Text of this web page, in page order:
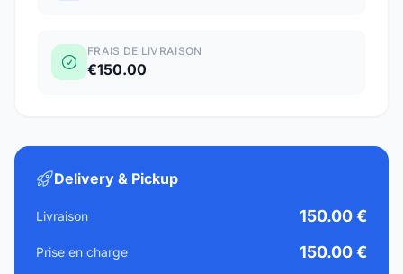
FRAIS DE LIVRAISON
€150.00
Delivery & Pickup
Livraison 150.00 €
Prise en charge 150.00 €